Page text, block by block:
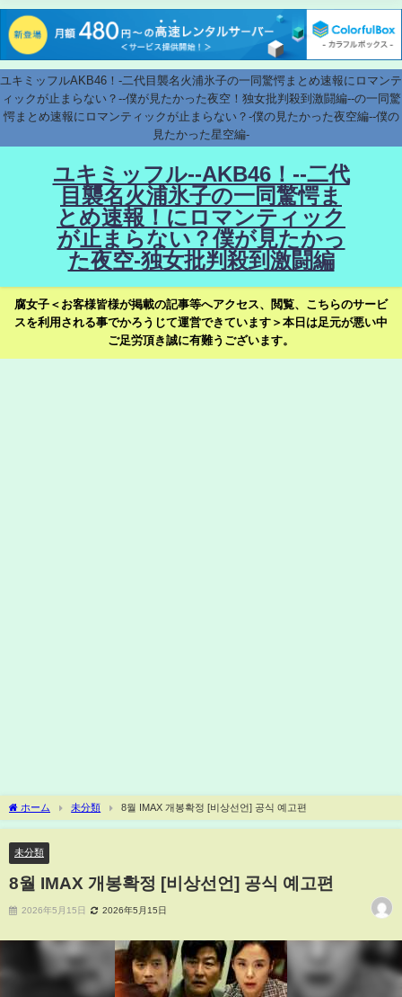
ユキミッフルAKB46！-二代目襲名火浦氷子の一同驚愕まとめ速報にロマンテ
ィックが止まらない？--僕が見たかった夜空！独女批判殺到激闘編--の一同驚
愕まとめ速報にロマンティックが止まらない？-僕の見たかった夜空編--僕の
見たかった星空編-
ユキミッフル--AKB46！--二代
目襲名火浦氷子の一同驚愕ま
とめ速報！にロマンティック
が止まらない？僕が見たかっ
た夜空-独女批判殺到激闘編
腐女子＜お客様皆様が掲載の記事等へアクセス、閲覧、こちらのサービ
スを利用される事でかろうじて運営できています＞本日は足元が悪い中
ご足労頂き誠に有難うございます。
ホーム 未分類 8월 IMAX 개봉확정 [비상선언] 공식 예고편
未分類
8월 IMAX 개봉확정 [비상선언] 공식 예고편
2026年5月15日 2026年5月15日